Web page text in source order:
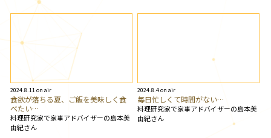
2024.8.11 on air
食欲が落ちる夏、ご飯を美味しく食
べたい…
料理研究家で家事アドバイザーの島本美
由紀さん
2024.8.4 on air
毎日忙しくて時間がない…
料理研究家で家事アドバイザーの島本美
由紀さん